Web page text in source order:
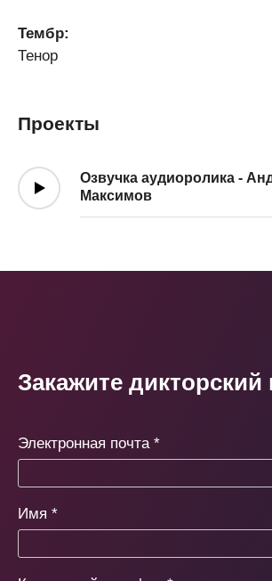
Тембр:
Тенор
Проекты
Озвучка аудиоролика -
Максимов
Закажите дикторский
Электронная почта *
Имя *